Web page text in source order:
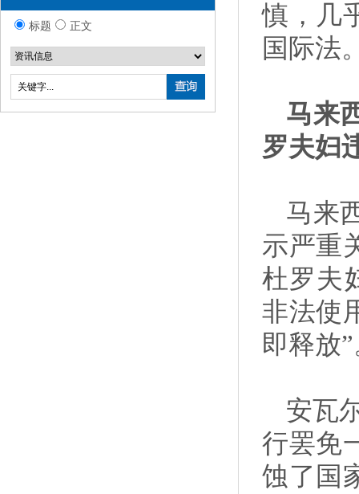
标题 正文
慎，几
国际法
马来
罗夫妇
马来
示严重
杜罗夫
非法使
即释放
安瓦
行罢免
蚀了国